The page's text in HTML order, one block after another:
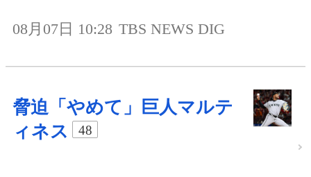
08月07日 10:28 TBS NEWS DIG
脅迫「やめて」巨人マルテ
ィネス
48